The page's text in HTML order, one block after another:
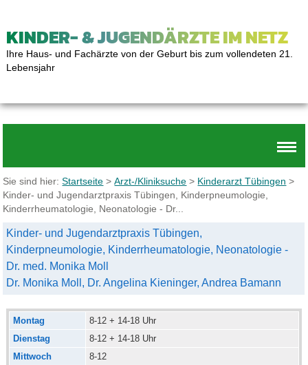
KINDER- & JUGENDÄRZTE IM NETZ
Ihre Haus- und Fachärzte von der Geburt bis zum vollendeten 21.
Lebensjahr
Sie sind hier:Startseite >Arzt-/Kliniksuche > Kinderarzt Tübingen >
Kinder- und Jugendarztpraxis Tübingen, Kinderpneumologie,
Kinderrheumatologie, Neonatologie - Dr...
Kinder- und Jugendarztpraxis Tübingen,
Kinderpneumologie, Kinderrheumatologie, Neonatologie -
Dr. med. Monika Moll
Dr. Monika Moll, Dr. Angelina Kieninger, Andrea Bamann
Montag
8-12 + 14-18 Uhr
Dienstag
8-12 + 14-18 Uhr
Mittwoch
8-12